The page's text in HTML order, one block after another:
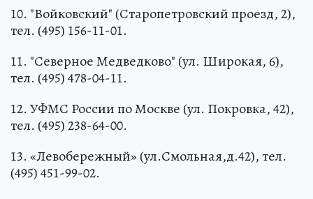
10. "Войковский" (Старопетровский проезд, 2),
тел. (495) 156-11-01.
11. "Северное Медведково" (ул. Широкая, 6),
тел. (495) 478-04-11.
12. УФМС России по Москве (ул. Покровка, 42),
тел. (495) 238-64-00.
13. «Левобережный» (ул.Смольная,д.42), тел.
(495) 451-99-02.